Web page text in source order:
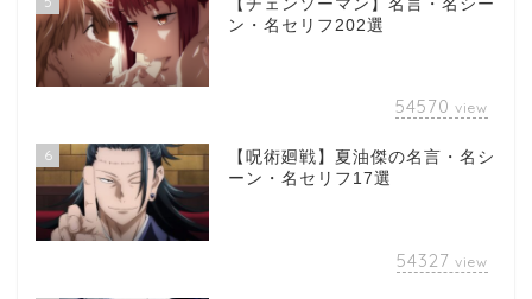
【チェンソーマン】名言・名シー
ン・名セリフ202選
54570 view
6
【呪術廻戦】夏油傑の名言・名シ
ーン・名セリフ17選
54327 view